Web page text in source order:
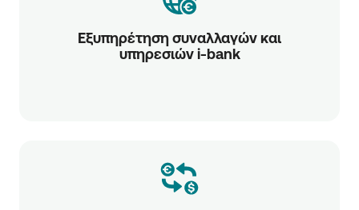
Εξυπηρέτηση συναλλαγών και
υπηρεσιών i-bank